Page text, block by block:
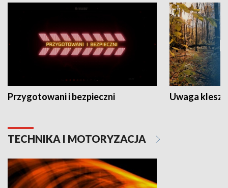
Przygotowani i bezpieczni Uwaga
TECHNIKA I MOTORYZACJA